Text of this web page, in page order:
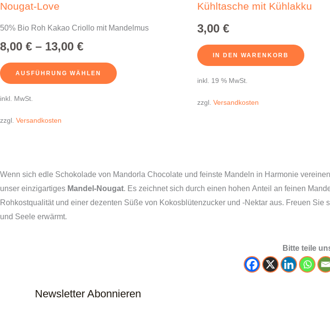
Nougat-Love
50% Bio Roh Kakao Criollo mit Mandelmus
8,00 € – 13,00 €
AUSFÜHRUNG WÄHLEN
inkl. MwSt.
zzgl. Versandkosten
Kühltasche mit Kühlakku
3,00 €
IN DEN WARENKORB
inkl. 19 % MwSt.
zzgl. Versandkosten
Wenn sich edle Schokolade von Mandorla Chocolate und feinste Mandeln in Harmonie
unser einzigartiges Mandel-Nougat. Es zeichnet sich durch einen hohen Anteil an feinen
Rohkostqualität und einer dezenten Süße von Kokosblütenzucker und -Nektar aus. Freuen
und Seele erwärmt.
Bitte teile
Newsletter Abonnieren